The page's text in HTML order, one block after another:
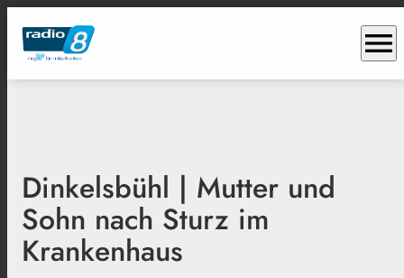
menu
Dinkelsbühl | Mutter und
Sohn nach Sturz im
Krankenhaus